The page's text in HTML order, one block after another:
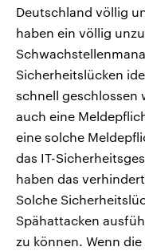
Deutschland völlig
haben ein völlig
Sicherheitslücken
schnell geschlossen
auch eine
eine solche
das IT-
haben das
Solche
Spähattacken
zu können. Wenn